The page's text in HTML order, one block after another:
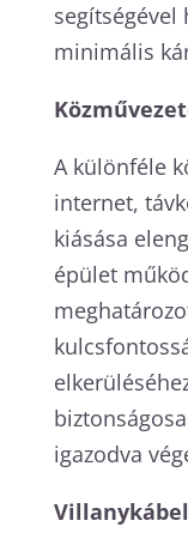
segítségével
minimális
A különféle
internet,
kiásása
épület
igazodva